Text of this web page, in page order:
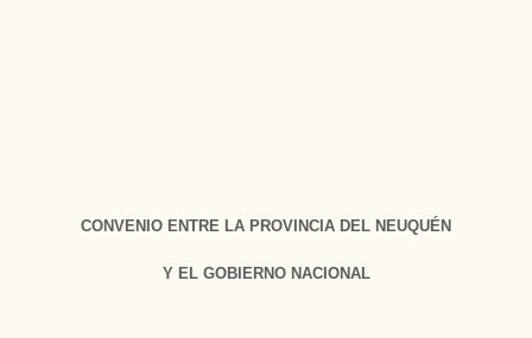
CONVENIO ENTRE LA PROVINCIA DEL NEUQUÉN
Y EL GOBIERNO NACIONAL